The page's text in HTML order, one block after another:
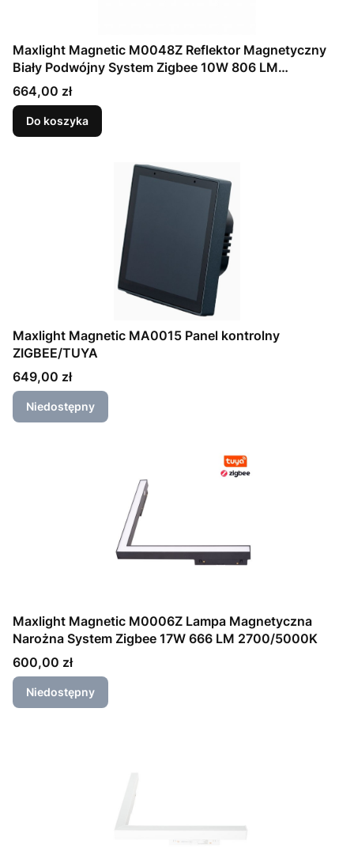
Maxlight Magnetic M0048Z Reflektor Magnetyczny
Biały Podwójny System Zigbee 10W 806 LM
2700/5000K
Cena
664,00 zł
Do koszyka
Maxlight Magnetic MA0015 Panel kontrolny
ZIGBEE/TUYA
Cena
649,00 zł
Niedostępny
Maxlight Magnetic M0006Z Lampa Magnetyczna
Narożna System Zigbee 17W 666 LM 2700/5000K
Cena
600,00 zł
Niedostępny